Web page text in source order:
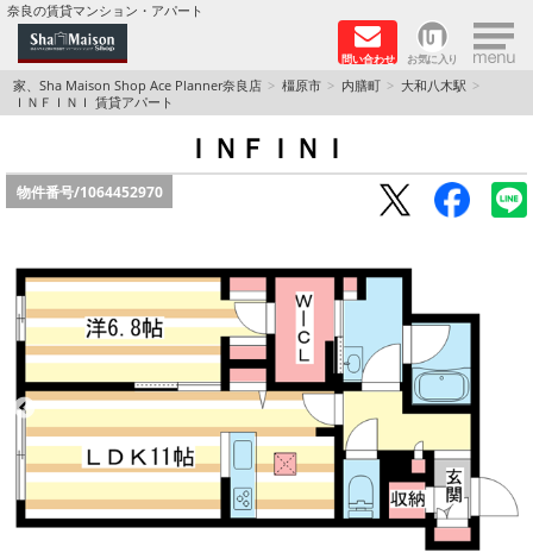
奈良の賃貸マンション・アパート
問い合わせ お気に入り ×
TOPページ
Foreigners welcome！
店長のおすすめ物件
積水ハウス Sha Maison 特集 (奈良北部、木津川
市)
積水ハウス Sha Maison 特集 (奈良南部)
路線·駅から探す
地域から探す
家、Sha Maison Shop Ace Planner奈良店 橿原市 内膳町
大和八木駅
ＩＮＦＩＮＩ 賃貸アパート
ＩＮＦＩＮＩ
物件番号/1064452970